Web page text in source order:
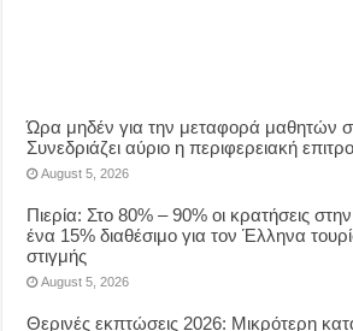
Ώρα μηδέν για την μεταφορά μαθητών
Συνεδριάζει αύριο η περιφερειακή
August 5, 2026
Πιερία: Στο 80% – 90% οι κρατήσεις
ένα 15% διαθέσιμο για τον Έλληνα
στιγμής
August 5, 2026
Θερινές εκπτώσεις 2026: Μικρότερη